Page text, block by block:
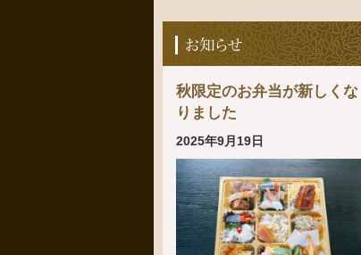
秋限定のお弁当が新しくな
りました
2025年9月19日